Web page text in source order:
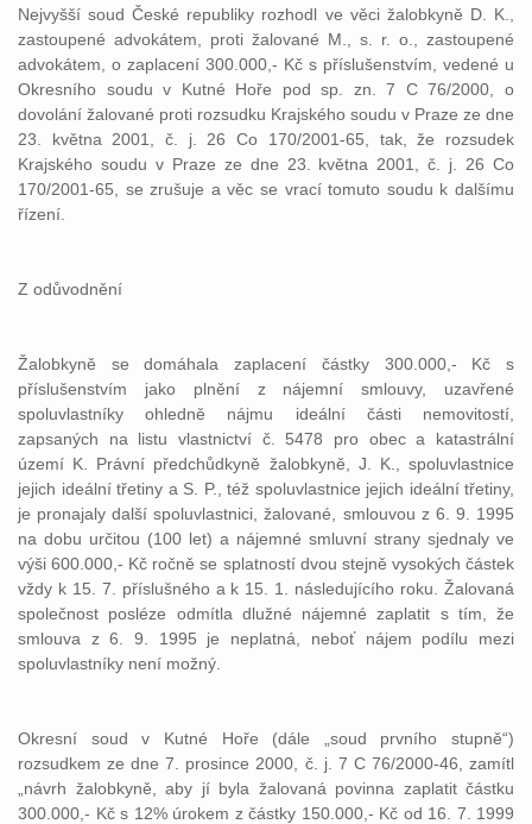
Nejvyšší soud České republiky rozhodl ve věci žalobkyně D. K.,
zastoupené advokátem, proti žalované M., s. r. o., zastoupené
advokátem, o zaplacení 300.000,- Kč s příslušenstvím, vedené u
Okresního soudu v Kutné Hoře pod sp. zn. 7 C 76/2000, o
dovolání žalované proti rozsudku Krajského soudu v Praze ze dne
23. května 2001, č. j. 26 Co 170/2001-65, tak, že rozsudek
Krajského soudu v Praze ze dne 23. května 2001, č. j. 26 Co
170/2001-65, se zrušuje a věc se vrací tomuto soudu k dalšímu
řízení.
Z odůvodnění
Žalobkyně se domáhala zaplacení částky 300.000,- Kč s
příslušenstvím jako plnění z nájemní smlouvy, uzavřené
spoluvlastníky ohledně nájmu ideální části nemovitostí,
zapsaných na listu vlastnictví č. 5478 pro obec a katastrální
území K. Právní předchůdkyně žalobkyně, J. K., spoluvlastnice
jejich ideální třetiny a S. P., též spoluvlastnice jejich ideální třetiny,
je pronajaly další spoluvlastnici, žalované, smlouvou z 6. 9. 1995
na dobu určitou (100 let) a nájemné smluvní strany sjednaly ve
výši 600.000,- Kč ročně se splatností dvou stejně vysokých částek
vždy k 15. 7. příslušného a k 15. 1. následujícího roku. Žalovaná
společnost posléze odmítla dlužné nájemné zaplatit s tím, že
smlouva z 6. 9. 1995 je neplatná, neboť nájem podílu mezi
spoluvlastníky není možný.
Okresní soud v Kutné Hoře (dále „soud prvního stupně“)
rozsudkem ze dne 7. prosince 2000, č. j. 7 C 76/2000-46, zamítl
„návrh žalobkyně, aby jí byla žalovaná povinna zaplatit částku
300.000,- Kč s 12% úrokem z částky 150.000,- Kč od 16. 7. 1999